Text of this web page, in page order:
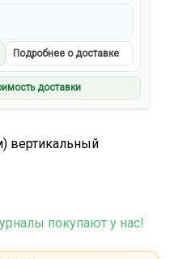
Подробнее о доставке
доставки
вертикальный
покупают у нас!